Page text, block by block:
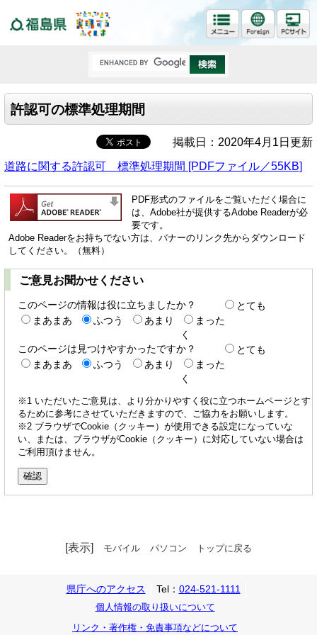
許認可の標準処理期間
掲載日：2020年4月1日更新
道路に関する許認可 標準処理期間 [PDFファイル／55KB]
PDF形式のファイルをご覧いただく場合に
は、Adobe社が提供するAdobe Readerが必
要です。
Adobe Readerをお持ちでない方は、バナーのリンク先からダウンロード
してください。（無料）
ご意見お聞かせください
このページの情報は役に立ちましたか？
とても
まあまあ
ふつう あまり
まった
く
このページは見つけやすかったですか？
とても
まあまあ
ふつう あまり
まった
く
※1 いただいたご意見は、より分かりやすく役に立つホームページとす
るために参考にさせていただきますので、ご協力をお願いします。
※2 ブラウザでCookie（クッキー）が使用できる設定になっていな
い、または、ブラウザがCookie（クッキー）に対応していない場合は
ご利用頂けません。
[表示] モバイル パソコン トップに戻る
県庁へのアクセス Tel： 024-521-1111
個人情報の取り扱いについて
リンク・著作権・免責事項などについて